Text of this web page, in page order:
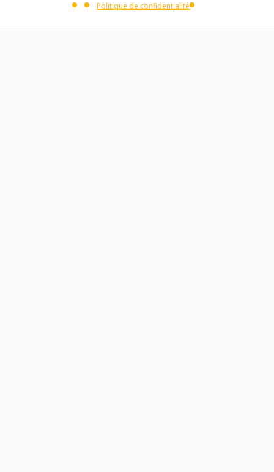
Politique de confidentialité